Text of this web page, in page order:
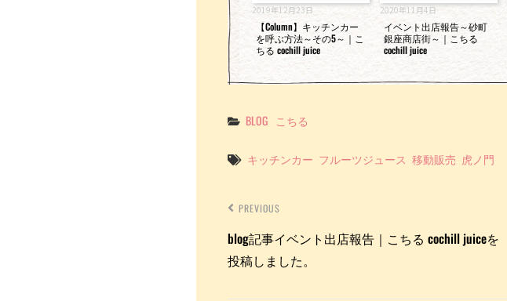
2019年12月23日
【Column】キッチンカー
を呼ぶ方法～その5～｜こ
ちる cochill juice
2020年11月4日
イベント出店報告～砂町
銀座商店街～｜こちる
cochill juice
Categories
BLOG こちる
Tags
キッチンカー フルーツジュース 移動販売 虎ノ門
PREVIOUS
blog記事イベント出店報告｜こちる cochill juiceを
投稿しました。